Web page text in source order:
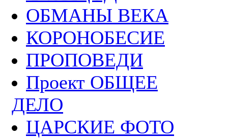
ОБМАНЫ ВЕКА
КОРОНОБЕСИЕ
ПРОПОВЕДИ
Проект ОБЩЕЕ
ДЕЛО
ЦАРСКИЕ ФОТО